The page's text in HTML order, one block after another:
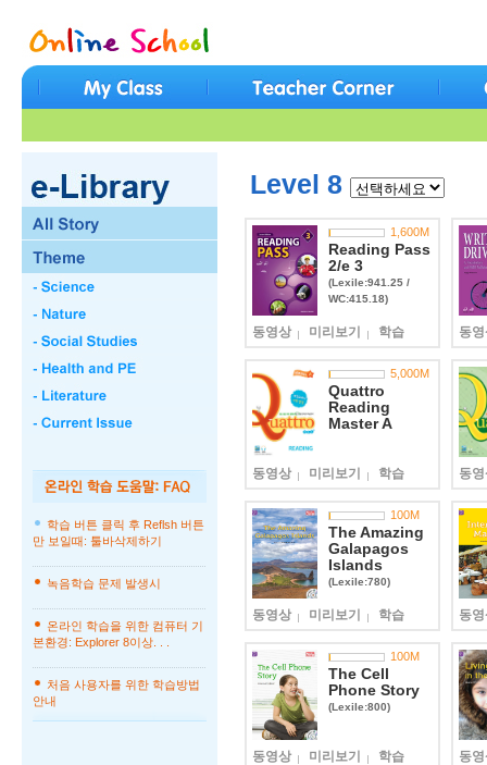
학습 버튼 클릭 후 Reflsh 버튼
만 보일때: 툴바삭제하기
녹음학습 문제 발생시
온라인 학습을 위한 컴퓨터 기
본환경: Explorer 8이상. . .
처음 사용자를 위한 학습방법
안내
Level 8
1,600M
Reading Pass
2/e 3
(Lexile:941.25 /
WC:415.18)
동영상 미리보기 학습 동
5,000M
Quattro
Reading
Master A
동영상 미리보기 학습 동
100M
The Amazing
Galapagos
Islands
(Lexile:780)
동영상 미리보기 학습 동
100M
The Cell
Phone Story
(Lexile:800)
동영상 미리보기 학습 동